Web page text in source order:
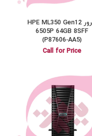
سرور HPE ML350 Gen12
6505P 64GB 8SFF
(P87606‑AA5)
Call for Price